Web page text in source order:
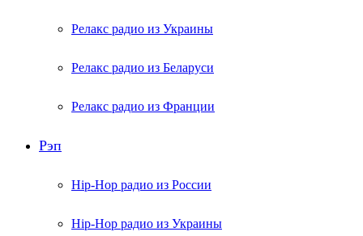
Релакс радио из Украины
Релакс радио из Беларуси
Релакс радио из Франции
Рэп
Hip-Hop радио из России
Hip-Hop радио из Украины